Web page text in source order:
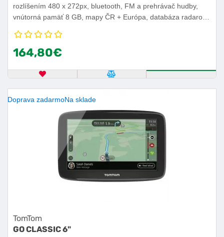
rozlíšením 480 x 272px, bluetooth, FM a prehrávač hudby,
vnútorná pamäť 8 GB, mapy ČR + Európa, databáza radarov,
rozhrania čeština, angličtina, slovenčina.
164,80€
OBĽÚBENÝ PRODUKT POROVNAŤ PRODUKT
Doprava zadarmoNa sklade
TomTom
GO CLASSIC 6"